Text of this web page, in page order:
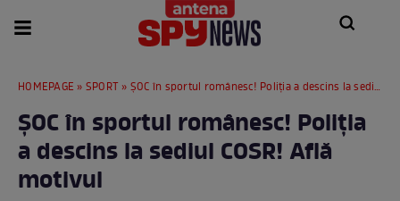
HOMEPAGE » SPORT » ŞOC în sportul românesc! Poliţia a descins la sediul COSR! Află motivul
ŞOC în sportul românesc! Poliţia
a descins la sediul COSR! Află
motivul